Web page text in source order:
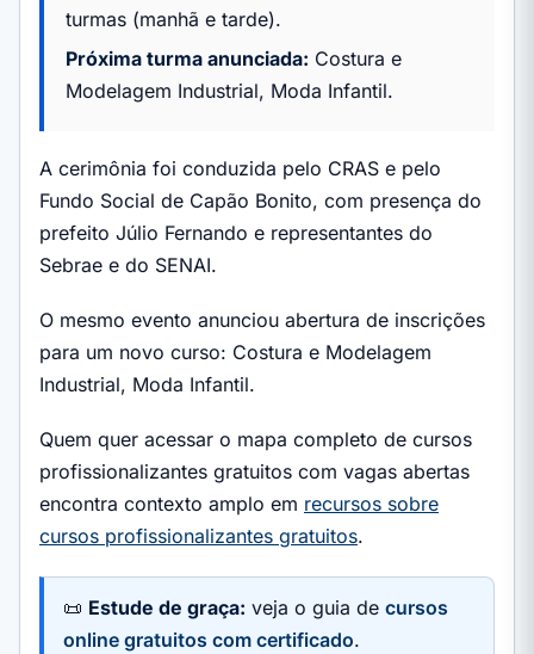
turmas (manhã e tarde).
Próxima turma anunciada: Costura e
Modelagem Industrial, Moda Infantil.
A cerimônia foi conduzida pelo CRAS e pelo
Fundo Social de Capão Bonito, com presença do
prefeito Júlio Fernando e representantes do
Sebrae e do SENAI.
O mesmo evento anunciou abertura de inscrições
para um novo curso: Costura e Modelagem
Industrial, Moda Infantil.
Quem quer acessar o mapa completo de cursos
profissionalizantes gratuitos com vagas abertas
encontra contexto amplo em recursos sobre
cursos profissionalizantes gratuitos.
📜 Estude de graça: veja o guia de cursos
online gratuitos com certificado.